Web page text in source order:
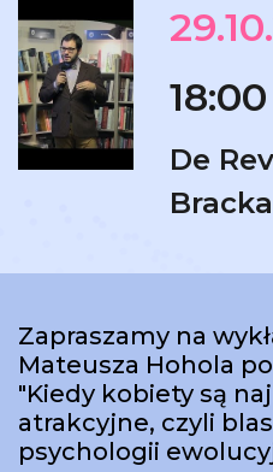
18:00
De
Zapraszamy na
Mateusza Hohola
"Kiedy kobiety są
atrakcyjne, czyli
psychologii